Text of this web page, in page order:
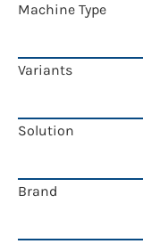
Machine Type
Variants
Solution
Brand